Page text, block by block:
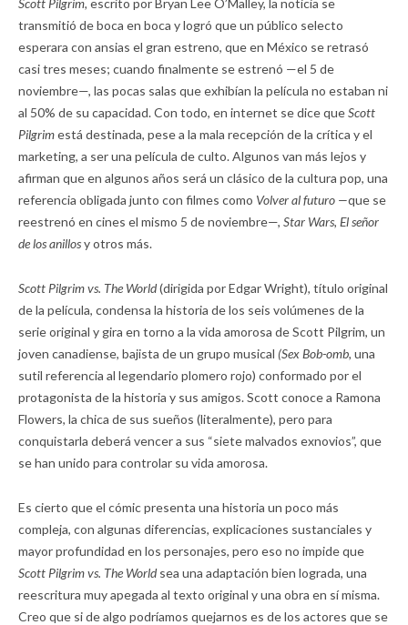
Scott Pilgrim, escrito por Bryan Lee O’Malley, la noticia se
transmitió de boca en boca y logró que un público selecto
esperara con ansias el gran estreno, que en México se retrasó
casi tres meses; cuando finalmente se estrenó —el 5 de
noviembre—, las pocas salas que exhibían la película no estaban ni
al 50% de su capacidad. Con todo, en internet se dice queScott
Pilgrimestá destinada, pese a la mala recepción de la crítica y el
marketing, a ser una película de culto. Algunos van más lejos y
afirman que en algunos años será un clásico de la cultura pop, una
referencia obligada junto con filmes como Volver al futuro —que se
reestrenó en cines el mismo 5 de noviembre—, Star Wars, El señor
de los anillosy otros más.
Scott Pilgrim vs. The World(dirigida por Edgar Wright), título original
de la película, condensa la historia de los seis volúmenes de la
serie original y gira en torno a la vida amorosa de Scott Pilgrim, un
joven canadiense, bajista de un grupo musical (Sex Bob-omb, una
sutil referencia al legendario plomero rojo) conformado por el
protagonista de la historia y sus amigos. Scott conoce a Ramona
Flowers, la chica de sus sueños (literalmente), pero para
conquistarla deberá vencer a sus “siete malvados exnovios”, que
se han unido para controlar su vida amorosa.
Es cierto que el cómic presenta una historia un poco más
compleja, con algunas diferencias, explicaciones sustanciales y
mayor profundidad en los personajes, pero eso no impide que
Scott Pilgrim vs. The Worldsea una adaptación bien lograda, una
reescritura muy apegada al texto original y una obra en sí misma.
Creo que si de algo podríamos quejarnos es de los actores que se